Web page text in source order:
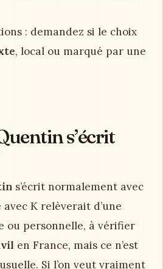
: demandez si le choix
, local ou marqué par une
s’écrit
s’écrit normalement avec
K relèverait d’une
ou personnelle, à vérifier
en France, mais ce n’est
Si l’on veut vraiment